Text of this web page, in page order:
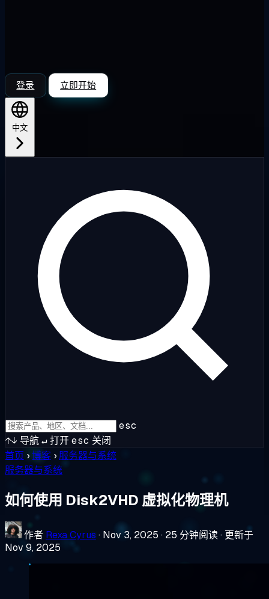
登录 立即开始
中文
esc
↑↓ 导航↵打开esc 关闭
首页 ›博客 › 服务器与系统
服务器与系统
如何使用 Disk2VHD 虚拟化物理机
作者 Rexa Cyrus · Nov 3, 2025 · 25 分钟阅读· 更新于
Nov 9, 2025